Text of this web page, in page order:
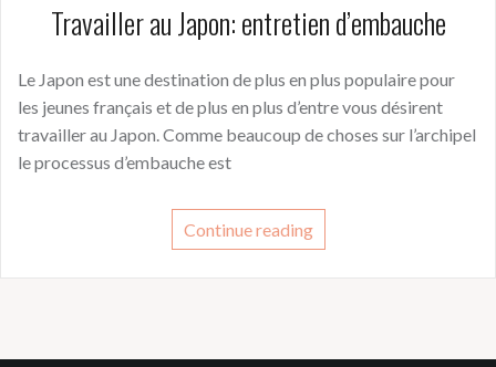
Travailler au Japon: entretien d’embauche
Le Japon est une destination de plus en plus populaire pour
les jeunes français et de plus en plus d’entre vous désirent
travailler au Japon. Comme beaucoup de choses sur l’archipel
le processus d’embauche est
Continue reading